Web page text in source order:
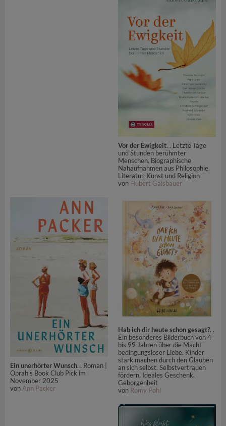
Vor der Ewigkeit. . Letzte Tage
und Stunden berühmter
Menschen. Biographische
Nahaufnahmen aus Philosophie,
Literatur, Kunst und Religion
von Hubert Gaisbauer
Ein unerhörter Wunsch. . Roman |
Oprah's Book Club Pick im
November 2025
vonAnn Packer
Hab ich dir heute schon gesagt?. .
Ein besonderes Bilderbuch von 4
bis 99 Jahren über die Macht
bedingungsloser Liebe. Kinder
stark machen durch den Glauben
an sich selbst. Selbstvertrauen
fördern. Ideales Geschenk.
Geborgenheit
von Romy Pohl